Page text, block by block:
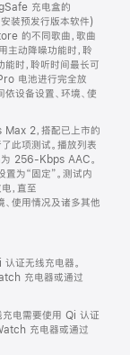
充电盒的
装预发行版本软件)
的不同歌曲，歌曲
动降噪功能时，聆
时，聆听时间最长可
电池进行完全放
设备设置、环境、使
2，搭配已上市的
此项测试。播放列表
256-Kbps AAC。
置为“固定”。测试内
，直至
使用情况及诸多其他
证无线充电器。
充电器或通过
电需要使用 Qi 认证
充电器或通过